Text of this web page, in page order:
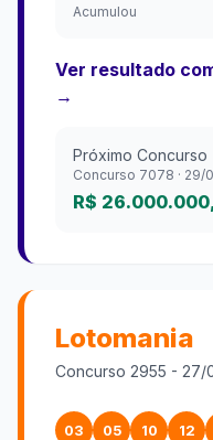
Acumulou
Ver resultado
→
Próximo Concurso
Concurso 7078 · 29/
R$
Lotomania
Concurso 2955 - 27/
03 05 10 12